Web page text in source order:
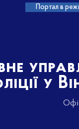
Портал в
у